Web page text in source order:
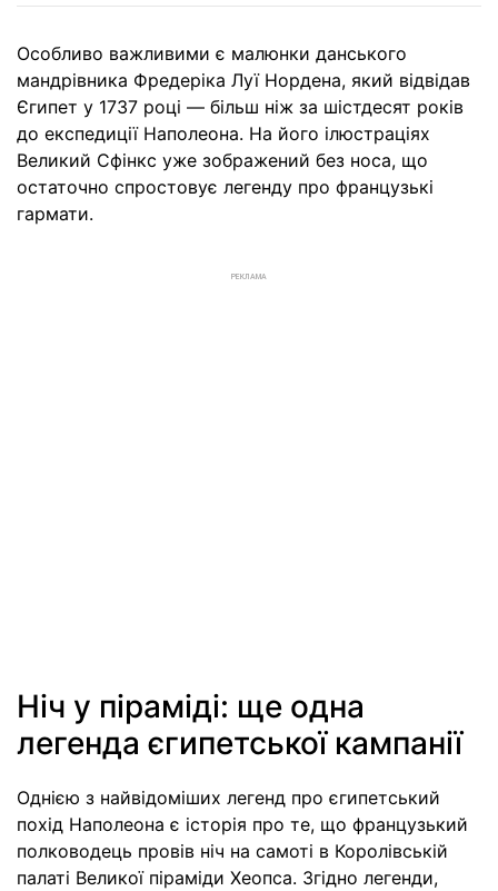
Особливо важливими є малюнки данського
мандрівника Фредеріка Луї Нордена, який відвідав
Єгипет у 1737 році — більш ніж за шістдесят років
до експедиції Наполеона. На його ілюстраціях
Великий Сфінкс уже зображений без носа, що
остаточно спростовує легенду про французькі
гармати.
РЕКЛАМА
Ніч у піраміді: ще одна
легенда єгипетської кампанії
Однією з найвідоміших легенд про єгипетський
похід Наполеона є історія про те, що французький
полководець провів ніч на самоті в Королівській
палаті Великої піраміди Хеопса. Згідно легенди,